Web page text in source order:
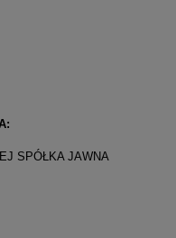
SPÓŁKA JAWNA